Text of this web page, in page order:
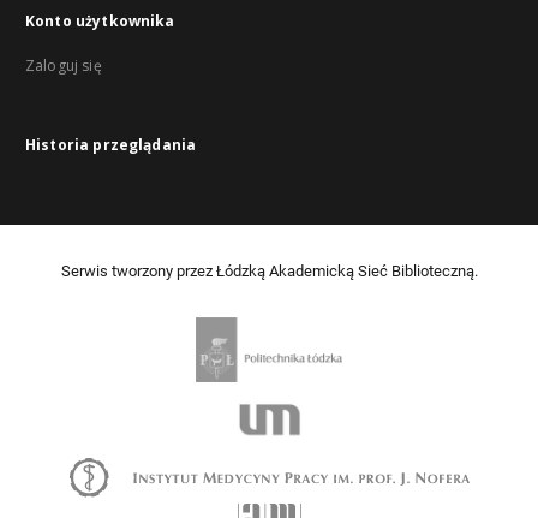
Konto użytkownika
Zaloguj się
Historia przeglądania
Serwis tworzony przez Łódzką Akademicką Sieć Biblioteczną.